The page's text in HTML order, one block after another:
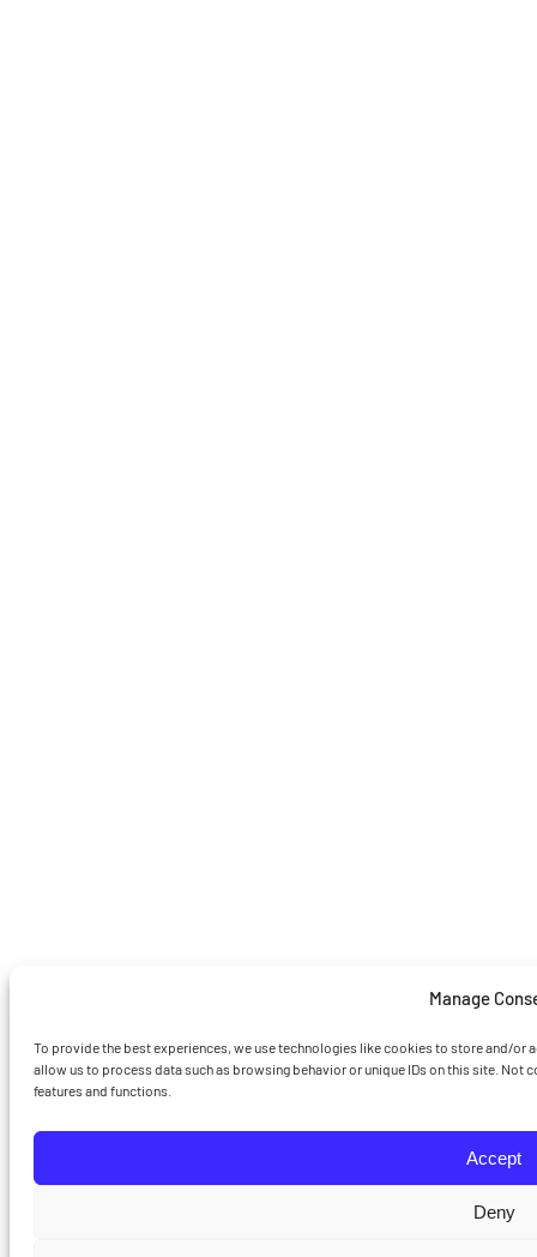
Manage
To provide the best experiences, we use technologies like cookies to store and/
allow us to process data such as browsing behavior or unique IDs on this site.
features and functions.
Accept
Deny